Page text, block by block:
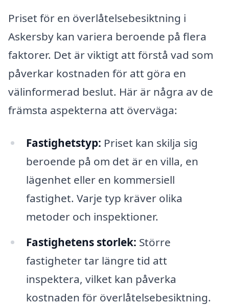
Priset för en överlåtelsebesiktning i
Askersby kan variera beroende på flera
faktorer. Det är viktigt att förstå vad som
påverkar kostnaden för att göra en
välinformerad beslut. Här är några av de
främsta aspekterna att överväga:
Fastighetstyp: Priset kan skilja sig
beroende på om det är en villa, en
lägenhet eller en kommersiell
fastighet. Varje typ kräver olika
metoder och inspektioner.
Fastighetens storlek: Större
fastigheter tar längre tid att
inspektera, vilket kan påverka
kostnaden för överlåtelsebesiktning.